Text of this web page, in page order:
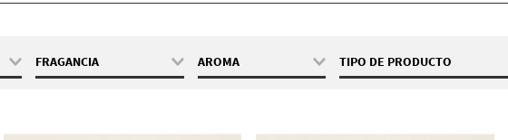
AROMA
FRAGANCIA
TIPO DE PRODUCTO